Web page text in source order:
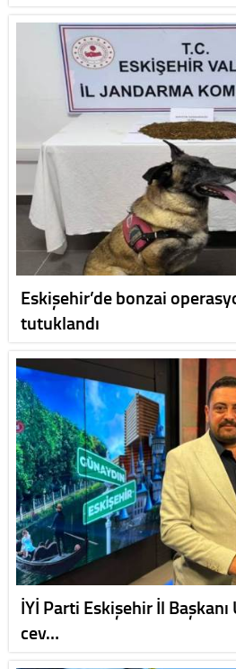
Eskişehir’de bonzai
tutuklandı
İYİ Parti Eskişehir İl
cev…